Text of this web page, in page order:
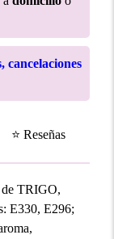
cancelaciones
⭐ Reseñas
de TRIGO,
E330, E296;